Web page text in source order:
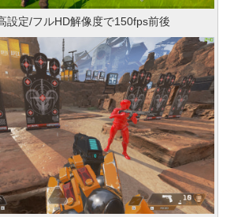
設定/フルHD解像度で150fps前後